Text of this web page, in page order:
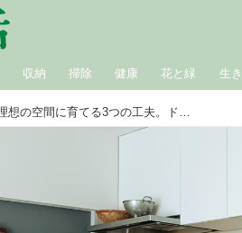
収納 掃除 健康 花と緑 生
よくある「賃貸の部屋」を理想の空間に育てる3つの工夫。ドアの色や床はそのままで、“素材や色”から見直してみる／賃貸暮らしインテリアプランナーの生活研究日記｜岩部圭子さん